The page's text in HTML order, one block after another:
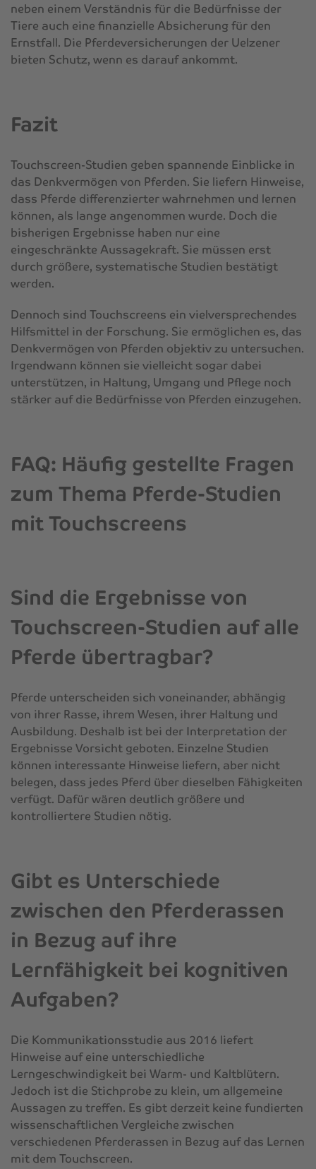
neben einem Verständnis für die Bedürfnisse der
Tiere auch eine finanzielle Absicherung für den
Ernstfall. Die Pferdeversicherungen der Uelzener
bieten Schutz, wenn es darauf ankommt.
Fazit
Touchscreen-Studien geben spannende Einblicke in
das Denkvermögen von Pferden. Sie liefern Hinweise,
dass Pferde differenzierter wahrnehmen und lernen
können, als lange angenommen wurde. Doch die
bisherigen Ergebnisse haben nur eine
eingeschränkte Aussagekraft. Sie müssen erst
durch größere, systematische Studien bestätigt
werden.
Dennoch sind Touchscreens ein vielversprechendes
Hilfsmittel in der Forschung. Sie ermöglichen es, das
Denkvermögen von Pferden objektiv zu untersuchen.
Irgendwann können sie vielleicht sogar dabei
unterstützen, in Haltung, Umgang und Pflege noch
stärker auf die Bedürfnisse von Pferden einzugehen.
FAQ: Häufig gestellte Fragen
zum Thema Pferde-Studien
mit Touchscreens
Sind die Ergebnisse von
Touchscreen-Studien auf alle
Pferde übertragbar?
Pferde unterscheiden sich voneinander, abhängig
von ihrer Rasse, ihrem Wesen, ihrer Haltung und
Ausbildung. Deshalb ist bei der Interpretation der
Ergebnisse Vorsicht geboten. Einzelne Studien
können interessante Hinweise liefern, aber nicht
belegen, dass jedes Pferd über dieselben Fähigkeiten
verfügt. Dafür wären deutlich größere und
kontrolliertere Studien nötig.
Gibt es Unterschiede
zwischen den Pferderassen
in Bezug auf ihre
Lernfähigkeit bei kognitiven
Aufgaben?
Die Kommunikationsstudie aus 2016 liefert
Hinweise auf eine unterschiedliche
Lerngeschwindigkeit bei Warm- und Kaltblütern.
Jedoch ist die Stichprobe zu klein, um allgemeine
Aussagen zu treffen. Es gibt derzeit keine fundierten
wissenschaftlichen Vergleiche zwischen
verschiedenen Pferderassen in Bezug auf das Lernen
mit dem Touchscreen.